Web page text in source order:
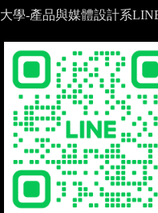
學-產品與媒體設計系